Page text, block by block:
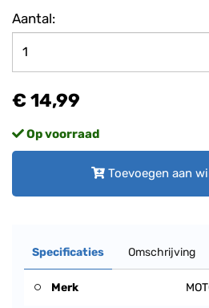
Aantal:
€ 14,99
Op voorraad
Toevoegen aan
Specificaties Omschrijving
Merk